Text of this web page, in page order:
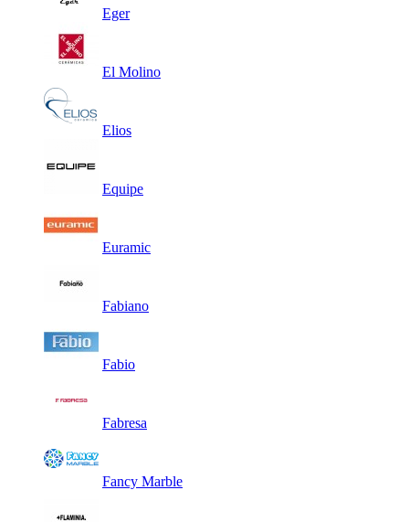
Eger
El Molino
Elios
Equipe
Euramic
Fabiano
Fabio
Fabresa
Fancy Marble